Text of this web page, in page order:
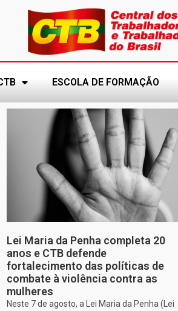
ESCOLA DE FORMAÇÃO
Lei Maria da Penha completa 20
anos e CTB defende
fortalecimento das políticas de
combate à violência contra as
mulheres
Neste 7 de agosto, a Lei Maria da Penha (Lei